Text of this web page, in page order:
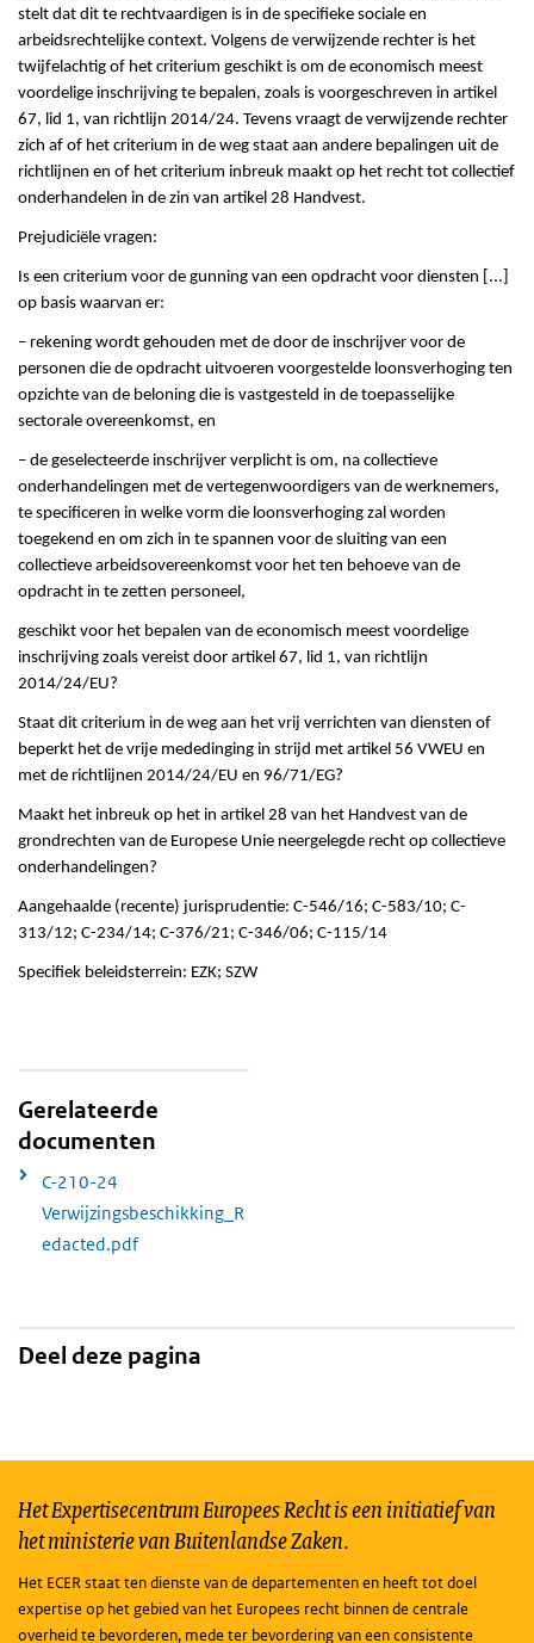
stelt dat dit te rechtvaardigen is in de specifieke sociale en
arbeidsrechtelijke context. Volgens de verwijzende rechter is het
twijfelachtig of het criterium geschikt is om de economisch meest
voordelige inschrijving te bepalen, zoals is voorgeschreven in artikel
67, lid 1, van richtlijn 2014/24. Tevens vraagt de verwijzende rechter
zich af of het criterium in de weg staat aan andere bepalingen uit de
richtlijnen en of het criterium inbreuk maakt op het recht tot collectief
onderhandelen in de zin van artikel 28 Handvest.
Prejudiciële vragen:
Is een criterium voor de gunning van een opdracht voor diensten [...]
op basis waarvan er:
– rekening wordt gehouden met de door de inschrijver voor de
personen die de opdracht uitvoeren voorgestelde loonsverhoging ten
opzichte van de beloning die is vastgesteld in de toepasselijke
sectorale overeenkomst, en
– de geselecteerde inschrijver verplicht is om, na collectieve
onderhandelingen met de vertegenwoordigers van de werknemers,
te specificeren in welke vorm die loonsverhoging zal worden
toegekend en om zich in te spannen voor de sluiting van een
collectieve arbeidsovereenkomst voor het ten behoeve van de
opdracht in te zetten personeel,
geschikt voor het bepalen van de economisch meest voordelige
inschrijving zoals vereist door artikel 67, lid 1, van richtlijn
2014/24/EU?
Staat dit criterium in de weg aan het vrij verrichten van diensten of
beperkt het de vrije mededinging in strijd met artikel 56 VWEU en
met de richtlijnen 2014/24/EU en 96/71/EG?
Maakt het inbreuk op het in artikel 28 van het Handvest van de
grondrechten van de Europese Unie neergelegde recht op collectieve
onderhandelingen?
Aangehaalde (recente) jurisprudentie: C-546/16; C-583/10; C-
313/12; C-234/14; C-376/21; C-346/06; C-115/14
Specifiek beleidsterrein: EZK; SZW
Gerelateerde
documenten
C-210-24
Verwijzingsbeschikking_R
edacted.pdf
Deel deze pagina
Het Expertisecentrum Europees Recht is een initiatief van
het ministerie van Buitenlandse Zaken.
Het ECER staat ten dienste van de departementen en heeft tot doel
expertise op het gebied van het Europees recht binnen de centrale
overheid te bevorderen, mede ter bevordering van een consistente